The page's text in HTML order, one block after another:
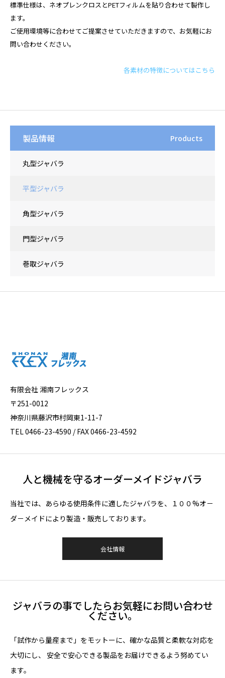
標準仕様は、ネオプレンクロスとPETフィルムを貼り合わせて製作し
ます。
ご使用環境等に合わせてご提案させていただきますので、お気軽にお
問い合わせください。
各素材の特徴についてはこちら
製品情報 Products
丸型ジャバラ
平型ジャバラ
角型ジャバラ
門型ジャバラ
巻取ジャバラ
有限会社 湘南フレックス
〒251-0012
神奈川県藤沢市村岡東1-11-7
TEL 0466-23-4590 / FAX 0466-23-4592
人と機械を守るオーダーメイドジャバラ
当社では、あらゆる使用条件に適したジャバラを、１００%オ－
ダ－メイドにより製造・販売しております。
会社情報
ジャバラの事でしたらお気軽にお問い合わせ
ください。
「試作から量産まで」をモットーに、確かな品質と柔軟な対応を
大切にし、 安全で安心できる製品をお届けできるよう努めてい
ます。